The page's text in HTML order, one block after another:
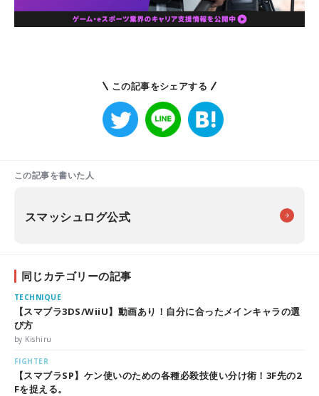
この記事をシェアする
この記事を書いた人
スマッシュログ公式
同じカテゴリーの記事
TECHNIQUE
【スマブラ3DS/WiiU】動画あり！自分に合ったメインキャラの選
び方
by Kishiru
FIGHTER
【スマブラSP】ケン使いのための各種必殺技使い分け術！3F先の2
Fを捉える。